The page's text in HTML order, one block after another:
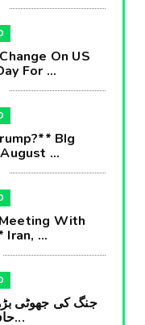
On US
For ...
BIg
...
With
...
جنگ کی جھوٹی
حافظ کا سوفٹ وی...